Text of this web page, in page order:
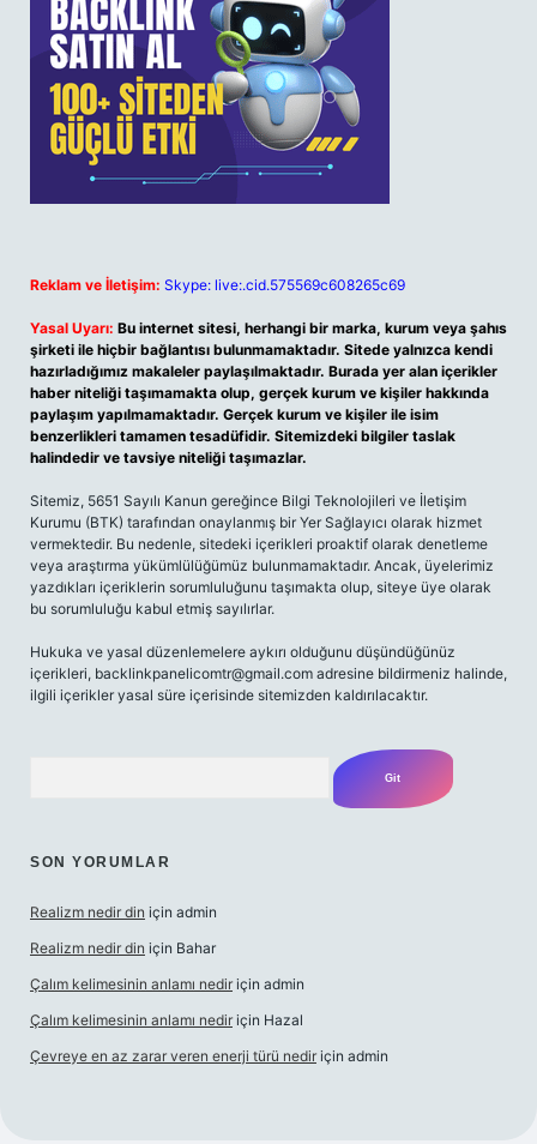
Reklam ve İletişim: Skype: live:.cid.575569c608265c69
Yasal Uyarı: Bu internet sitesi, herhangi bir marka, kurum veya şahıs
şirketi ile hiçbir bağlantısı bulunmamaktadır. Sitede yalnızca kendi
hazırladığımız makaleler paylaşılmaktadır. Burada yer alan içerikler
haber niteliği taşımamakta olup, gerçek kurum ve kişiler hakkında
paylaşım yapılmamaktadır. Gerçek kurum ve kişiler ile isim
benzerlikleri tamamen tesadüfidir. Sitemizdeki bilgiler taslak
halindedir ve tavsiye niteliği taşımazlar.
Sitemiz, 5651 Sayılı Kanun gereğince Bilgi Teknolojileri ve İletişim
Kurumu (BTK) tarafından onaylanmış bir Yer Sağlayıcı olarak hizmet
vermektedir. Bu nedenle, sitedeki içerikleri proaktif olarak denetleme
veya araştırma yükümlülüğümüz bulunmamaktadır. Ancak, üyelerimiz
yazdıkları içeriklerin sorumluluğunu taşımakta olup, siteye üye olarak
bu sorumluluğu kabul etmiş sayılırlar.
Hukuka ve yasal düzenlemelere aykırı olduğunu düşündüğünüz
içerikleri, backlinkpanelicomtr@gmail.com adresine bildirmeniz halinde,
ilgili içerikler yasal süre içerisinde sitemizden kaldırılacaktır.
SON YORUMLAR
Realizm nedir din için admin
Realizm nedir din için Bahar
Çalım kelimesinin anlamı nedir için admin
Çalım kelimesinin anlamı nedir için Hazal
Çevreye en az zarar veren enerji türü nedir için admin